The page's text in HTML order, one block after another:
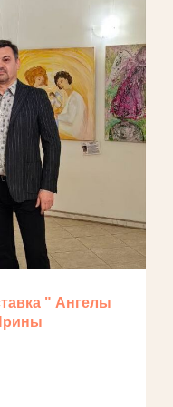
" Ангелы